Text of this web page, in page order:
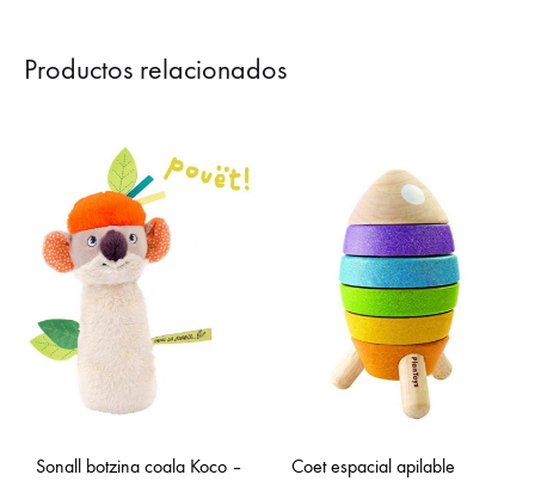
Productos relacionados
Sonall botzina coala Koco –
Coet espacial apilable